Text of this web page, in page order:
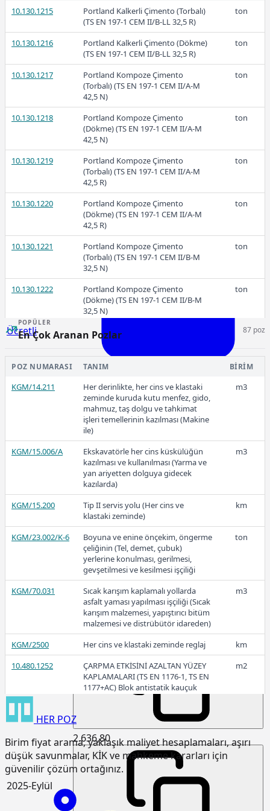
2026-Şubat
Ücretli
Ücretli
2026-Ocak
Ücretli
Ücretli
2025-Aralık
2.733,04
2.704,82
2025-Ekim
2.658,22
2025-Eylül
2.636,80
10.130.1215
Portland Kalkerli Çimento (Torbalı)
(TS EN 197-1 CEM II/B-LL 32,5 R)
ton
10.130.1216
Portland Kalkerli Çimento (Dökme)
(TS EN 197-1 CEM II/B-LL 32,5 R)
ton
10.130.1217
Portland Kompoze Çimento
(Torbalı) (TS EN 197-1 CEM II/A-M
42,5 N)
ton
10.130.1218
Portland Kompoze Çimento
(Dökme) (TS EN 197-1 CEM II/A-M
42,5 N)
ton
10.130.1219
Portland Kompoze Çimento
(Torbalı) (TS EN 197-1 CEM II/A-M
42,5 R)
ton
10.130.1220
Portland Kompoze Çimento
(Dökme) (TS EN 197-1 CEM II/A-M
42,5 R)
ton
10.130.1221
Portland Kompoze Çimento
(Torbalı) (TS EN 197-1 CEM II/B-M
32,5 N)
ton
10.130.1222
Portland Kompoze Çimento
(Dökme) (TS EN 197-1 CEM II/B-M
32,5 N)
ton
10.130.1223
Portland Kompoze Çimento
(Torbalı) (TS EN 197-1 CEM II/B-M
32,5 R)
ton
(Dökme) (TS EN 197-1 CEM II/B-M
32,5 R)
Portland Kompoze Çimento
(Torbalı) (TS EN 197-1 CEM II/B-M
42,5 R)
POPÜLER
En Çok Aranan Pozlar 87 poz
POZ NUMARASI TANIM BIRIM
KGM/14.211
Her derinlikte, her cins ve klastaki
zeminde kuruda kutu menfez, gido,
mahmuz, taş dolgu ve tahkimat
işleri temellerinin kazılması (Makine
ile)
m3
KGM/15.006/A
Ekskavatörle her cins küskülüğün
kazılması ve kullanılması (Yarma ve
yan ariyetten dolguya gidecek
kazılarda)
m3
KGM/15.200
Tip II servis yolu (Her cins ve
klastaki zeminde)
km
KGM/23.002/K-6
Boyuna ve enine önçekim, öngerme
çeliğinin (Tel, demet, çubuk)
yerlerine konulması, gerilmesi,
gevşetilmesi ve kesilmesi işçiliği
ton
KGM/70.031
Sıcak karışım kaplamalı yollarda
asfalt yaması yapılması işçiliği (Sıcak
karışım malzemesi, yapıştırıcı bitüm
malzemesi ve distrübütör idareden)
m3
KGM/2500 Her cins ve klastaki zeminde reglaj
km
10.480.1252
ÇARPMA ETKİSİNİ AZALTAN YÜZEY
KAPLAMALARI (TS EN 1176-1, TS EN
1177+AC) Blok antistatik kauçuk
zemin kaplaması 3cm kalınlıkta
m2
15.120.1007
Makine ile patlayıcı madde
kullanmadan sert kaya kazılması
(Serbest kazı)
15.120.1101
Makine ile her derinlik ve her
genişlikte yumuşak ve sert toprak
kazılması (Derin kazı)
Makine ile her derinlik ve her
HER POZ
Birim fiyat arama, yaklaşık maliyet hesaplamaları, aşırı
düşük savunmalar, KİK ve mahkeme kararları için
güvenilir çözüm ortağınız.